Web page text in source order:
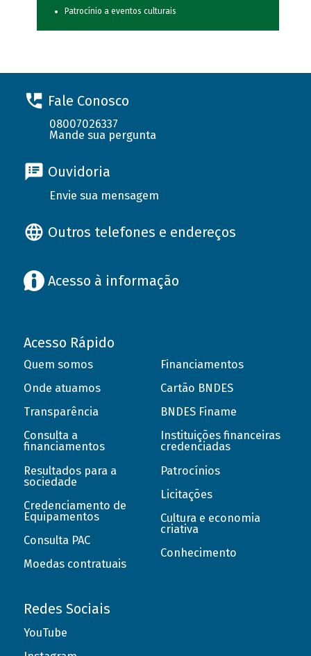
Patrocínio a eventos culturais
Fale Conosco
08007026337
Mande sua pergunta
Ouvidoria
Envie sua mensagem
Outros telefones e endereços
Acesso à informação
Acesso Rápido
Quem somos
Onde atuamos
Transparência
Consulta a
financiamentos
Resultados para a
sociedade
Credenciamento de
Equipamentos
Consulta PAC
Moedas contratuais
Financiamentos
Cartão BNDES
BNDES Finame
Instituições financeiras
credenciadas
Patrocínios
Licitações
Cultura e economia
criativa
Conhecimento
Redes Sociais
YouTube